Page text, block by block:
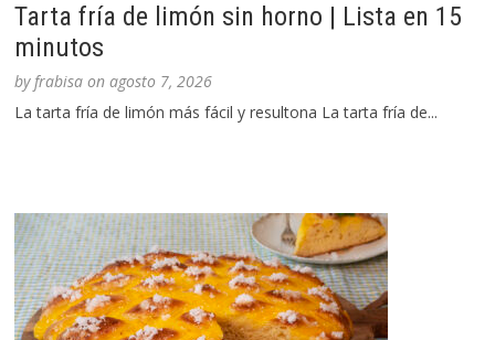
Tarta fría de limón sin horno | Lista en 15
minutos
byfrabisa onagosto 7, 2026
La tarta fría de limón más fácil y resultona La tarta fría de...